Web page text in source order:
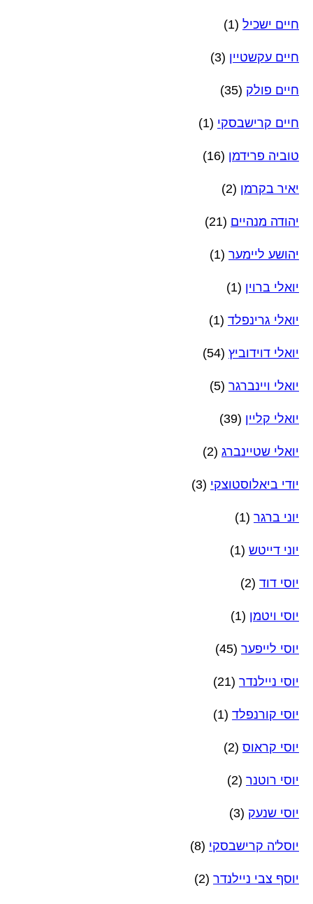
חיים ישכיל (1)
חיים עקשטיין (3)
חיים פולק (35)
חיים קרישבסקי (1)
טוביה פרידמן (16)
יאיר בקרמן (2)
יהודה מנהיים (21)
יהושע ליימער (1)
יואלי ברוין (1)
יואלי גרינפלד (1)
יואלי דוידוביץ (54)
יואלי ויינברגר (5)
יואלי קליין (39)
יואלי שטיינברג (2)
יודי ביאלוסטוצקי (3)
יוני ברגר (1)
יוני דייטש (1)
יוסי דוד (2)
יוסי ויטמן (1)
יוסי לייפער (45)
יוסי ניילנדר (21)
יוסי קורנפלד (1)
יוסי קראוס (2)
יוסי רוטנר (2)
יוסי שנעק (3)
יוסל'ה קרישבסקי (8)
יוסף צבי ניילנדר (2)